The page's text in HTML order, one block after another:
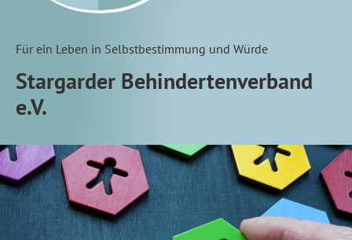
Für ein Leben in Selbstbestimmung und Würde
Stargarder Behindertenverband
e.V.